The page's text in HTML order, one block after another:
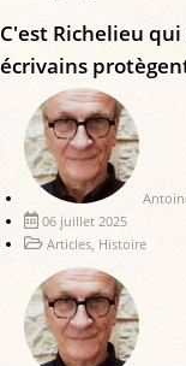
C'est Richelieu
écrivains
06 juillet 2025
Articles, Histoire